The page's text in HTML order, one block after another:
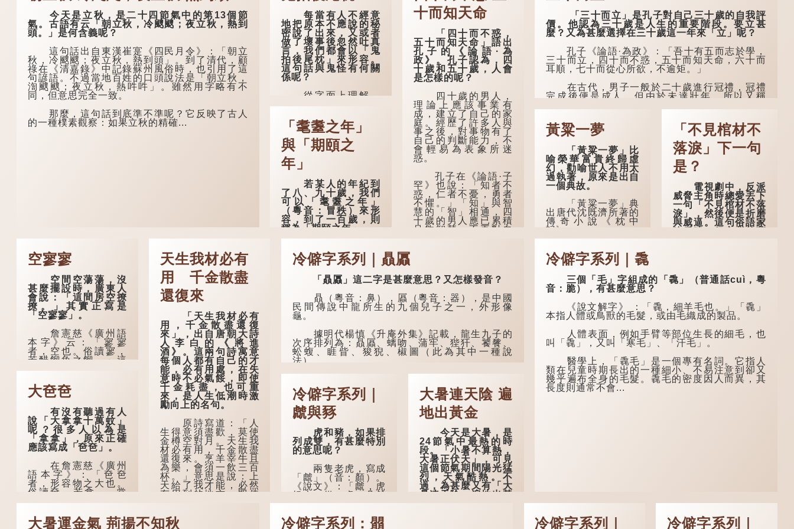
今天是立秋，是二十四節氣中的第13個節
氣。古語有云「朝立秋，冷颼颼；夜立秋，熱到
頭。」是何含義呢？
這句話出自東漢崔寔《四民月令》：「朝立
秋，冷颼颼；夜立秋，熱到頭」。到了清代，顧
祿在《清嘉錄》中記錄蘇州風俗時，也引用了這
句諺語。不過當地百姓的口頭說法是「朝立秋，
渹颼颼；夜立秋，熱吽吽」。雖然用字略有不
同，但意思完全一致。
那麼，這句話到底準不準呢？它反映了古人
的一種樸素觀察：如果立秋的精確...
每當有人不經意
地把原本不應說的秘
密說了出來，又或者
做了壞事後忽然吐真
言，我們都會以「鬼
拍後尾枕」來形容。
這句話與鬼怪有何關
係呢？
從字面上理解，
「後尾枕」的本字應
zhěn，與「枕」同
音）。《說文解
字》：「䪴，項枕
也。」意思是頭後部
與枕頭接觸的地方。
說法，人會將一些不
欲為人所知的記憶藏
於頸後之處。如果忽
然吐真言，就好像被
不明東西（如鬼魂）
在後腦拍了一下，藏
在腦中的秘密便脫口
「耄耋之年」
與「期頤之
年」
若某人的年紀到
了八、九十歲，我們
可以「耄耋之年」
（粵音：冒秩）來形
容，到了一百歲，則
稱為「期頤之年」。
白的老人家，亦含有
思想紊亂的意思；
「耋」更有跌倒的意
思，也是用來形容老
曹操《對酒歌》
就曾寫道：「耄耋皆
草木昆蟲。」
到了一百歲呢？
那麼就可以稱為
禮上》：「百年曰期
頤。」鄭玄註：
「期，猶要也；頤，
養也。不知衣服食
味，孝子要盡養道...
十而知天命
「四十而不惑，
五十而知天命」語出
孔子的《論語·為
政》。孔子認為，四
十歲和五十歲，人會
是怎樣的呢？
四十歲的男人，
理論上應該事業有
成，建立了自己的家
庭。經歷了許多人與
事之後，對事物有了
自己的判斷能力，不
會輕易為表象所迷
惑。
孔子在《論語·子
罕》也說：「知者不
惑，仁者不憂，勇者
不懼。」「知」與智
慧的「智」相通，四
十歲的男人應已累積
足夠智慧，不再對自
「三十而立」是孔子對自己三十歲的自我評
價。他認為三十歲是人生的重要階段。要立甚
麼？又為甚麼選擇在三十歲這一年來「立」呢？
孔子《論語·為政》：「吾十有五而志於學，
三十而立，四十而不惑，五十而知天命，六十而
耳順，七十而從心所欲，不逾矩。」
在古代，男子一般於二十歲進行冠禮，冠禮
完成後便是成人，但由於未達壯年，所以又稱
這說明三十歲在...
黃粱一夢
「黃粱一夢」比
喻榮華富貴終歸虛
幻，勸喻世人不用太
過執著，原來是出自
一個典故。
「黃粱一夢」典
出唐代沈既濟所著的
傳奇小說《枕中
記》。
唐朝開元年間，有一
個窮困潦倒的盧姓書
生，在上京赴考的途
中經過一間旅店休
息，碰巧遇到一位呂
姓道士，兩人暢談甚
歡。
言談間，盧姓書
生感慨自己雖貴為讀
書人，但一直未能考
取功名，仍然貧困，
感到十分落泊。於
是，道士拿出一個青
瓷枕頭，讓...
「不見棺材不
落淚」下一句
是？
電視劇中，反派
威脅主角時總愛丟下
一句「不見棺材不落
淚」，然後便是折磨
與威逼。這句俗語家
是「不見棺材不下
淚」或「不見親棺不
陵笑笑生所著的《金
瓶梅詞話》第九十八
回。原意是指人未親
眼見到親人棺木，便
不會真正感到悲傷；
後來引申為比喻人執
迷不悟，不到徹底失
敗，便不肯罷休。
許多人對這上半
空寥寥
空間空蕩蕩，沒
甚麼擺設時，廣東人
會說：「這間房空撩
撩。」其實正寫是
「空寥寥」。
詹憲慈《廣州語
本字》云：「寥寥
者，空也。俗讀寥，
若醋餾魚之餾。」這
個字在古代已經出
《說文》注本中，
「寥」是「廫」的篆
虛。如《列仙傳·安期
先生》載琊阜老人故
事，以「寥寥安期，
虛質高清」形容空虛
無所事事。
大夿夿
有沒有聽過有人
說「大拿拿十萬蚊」
呢？很多人以為是
「拿拿」，原來正確
應該寫成「夿夿」。
在詹憲慈《廣州
語本字》：「夿夿
者，形容物之大也。
俗讀夿，若拿……常
語有曰『一個銀錢大
天生我材必有
用 千金散盡
還復來
「天生我材必有
用，千金散盡還復
來」，出自唐朝大詩
人李白的《將進
酒》。這兩句詩寓意
每個人都有自己的才
能，必有用處，在失
意時不必氣餒，即使
千金耗盡，也可重
來，是人生低潮時激
勵向上的名句。
原詩寫道：「人
生得意須盡歡，莫使
金樽空對月。天生我
材必有用，千金散盡
還復來。烹羊宰牛且
為樂，會須一飲三百
杯。」意思是說：上
天給了我才能，必然
有用到的地方；即使
冷僻字系列｜贔屭
「贔屭」這二字是甚麼意思？又怎樣發音？
贔（粵音：鼻），屭（粵音：器），是中國
民間傳說中龍所生的九個兒子之一，外形像
龜。
據明代楊慎《升庵外集》記載，龍生九子的
次序排列為：贔屭、螭吻、蒲牢、狴犴、饕餮、
蚣蝮、睚眥、狻猊、椒圖（此為其中一種說
法）。
形像龜，因為能負重，多作為碑座，有「碑下龜...
冷僻字系列｜
虤與豩
虎和豬，如果排
列成雙，有甚麼特別
的意思呢？
兩隻老虎，寫成
「虤」（音：顏）。
《說文》：「虤，虎
怒也。從二虎。凡虤
之屬皆從虤。」代表
人詩中亦有「求閑未
大暑連天陰 遍
地出黃金
今天是大暑，是
24節氣中最熱的時
段。「小暑不算熱，
大暑正伏天」，可見
這個節氣期間陽光猛
烈，天氣酷熱。不
過，為甚麼又有「大
暑連天陰，遍地出黃
冷僻字系列｜毳
三個「毛」字組成的「毳」（普通話cuì，粵
音：脆），有甚麼意思？
《說文解字》 ：「毳，細羊毛也。」「毳」
本指人體或鳥獸的毛髮，或由毛織成的製品。
人體表面，例如手臂等部位生長的細毛，也
叫「毳」，又叫「寒毛」、「汗毛」。
醫學上，「毳毛」是一個專有名詞。它指人
類在兒童時期長出的一種細小、不易注意到卻又
幾乎遍布全身的毛髮。毳毛的密度因人而異，其
長度則通常不會...
大暑運金氣 荊揚不知秋 冷僻字系列：朤 冷僻字系列｜ 冷僻字系列｜